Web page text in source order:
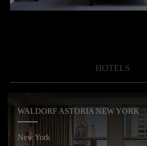
HOTELS
WALDORF ASTORIA NEW YORK
New York